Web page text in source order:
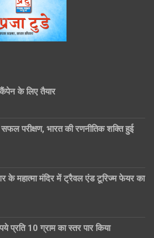
कैंपेन के लिए तैयार
परीक्षण, भारत की रणनीतिक शक्ति हुई
के महात्मा मंदिर में ट्रैवल एंड टूरिज्म फेयर का
10 ग्राम का स्तर पार किया